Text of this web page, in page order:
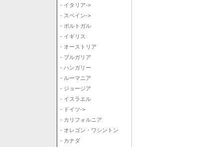
- イタリア->
- スペイン->
- ポルトガル
- イギリス
- オーストリア
- ブルガリア
- ハンガリー
- ルーマニア
- ジョージア
- イスラエル
- ドイツ->
- カリフォルニア
- オレゴン・ワシントン
- カナダ